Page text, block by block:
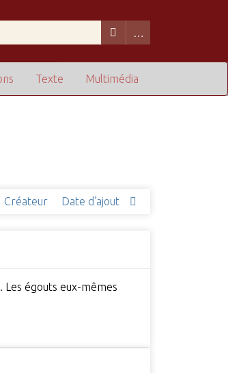
Multimédia
Texte
Créateur Date d'ajout
égouts eux-mêmes